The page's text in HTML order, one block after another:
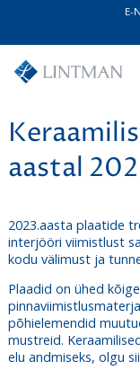
E-
aastal
2023.aasta plaatide
interjööri viimistlust
kodu välimust ja
Plaadid on ühed
põhielemendid
mustreid.
elu andmiseks, olgu